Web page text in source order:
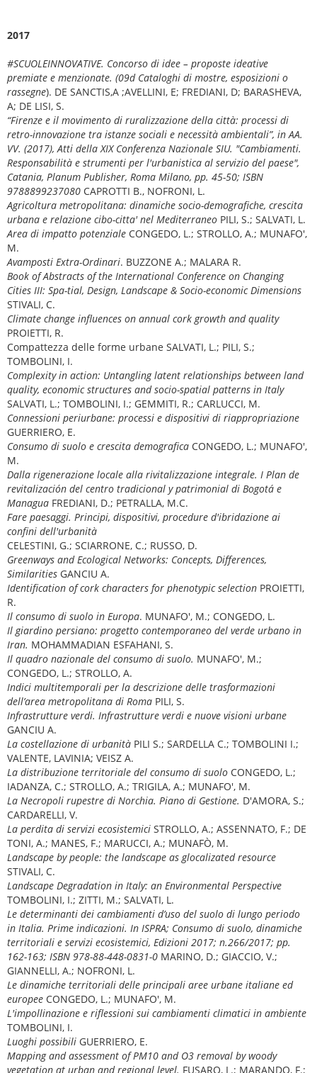
2017
#SCUOLEINNOVATIVE. Concorso di idee – proposte ideative
premiate e menzionate. (09d Cataloghi di mostre, esposizioni o
rassegne). DE SANCTIS,A ;AVELLINI, E; FREDIANI, D; BARASHEVA,
A; DE LISI, S.
“Firenze e il movimento di ruralizzazione della città: processi di
retro-innovazione tra istanze sociali e necessità ambientali”, in AA.
VV. (2017), Atti della XIX Conferenza Nazionale SIU. "Cambiamenti.
Responsabilità e strumenti per l'urbanistica al servizio del paese",
Catania, Planum Publisher, Roma Milano, pp. 45-50; ISBN
9788899237080 CAPROTTI B., NOFRONI, L.
Agricoltura metropolitana: dinamiche socio-demografiche, crescita
urbana e relazione cibo-citta' nel Mediterraneo PILI, S.; SALVATI, L.
Area di impatto potenziale CONGEDO, L.; STROLLO, A.; MUNAFO',
M.
Avamposti Extra-Ordinari. BUZZONE A.; MALARA R.
Book of Abstracts of the International Conference on Changing
Cities III: Spa-tial, Design, Landscape & Socio-economic Dimensions
STIVALI, C.
Climate change influences on annual cork growth and quality
PROIETTI, R.
Compattezza delle forme urbane SALVATI, L.; PILI, S.;
TOMBOLINI, I.
Complexity in action: Untangling latent relationships between land
quality, economic structures and socio-spatial patterns in Italy
SALVATI, L.; TOMBOLINI, I.; GEMMITI, R.; CARLUCCI, M.
Connessioni periurbane: processi e dispositivi di riappropriazione
GUERRIERO, E.
Consumo di suolo e crescita demografica CONGEDO, L.; MUNAFO',
M.
Dalla rigenerazione locale alla rivitalizzazione integrale. I Plan de
revitalización del centro tradicional y patrimonial di Bogotá e
Managua FREDIANI, D.; PETRALLA, M.C.
Fare paesaggi. Principi, dispositivi, procedure d'ibridazione ai
confini dell'urbanità
CELESTINI, G.; SCIARRONE, C.; RUSSO, D.
Greenways and Ecological Networks: Concepts, Differences,
Similarities GANCIU A.
Identification of cork characters for phenotypic selection PROIETTI,
R.
Il consumo di suolo in Europa. MUNAFO', M.; CONGEDO, L.
Il giardino persiano: progetto contemporaneo del verde urbano in
Iran. MOHAMMADIAN ESFAHANI, S.
Il quadro nazionale del consumo di suolo. MUNAFO', M.;
CONGEDO, L.; STROLLO, A.
Indici multitemporali per la descrizione delle trasformazioni
dell’area metropolitana di Roma PILI, S.
Infrastrutture verdi. Infrastrutture verdi e nuove visioni urbane
GANCIU A.
La costellazione di urbanità PILI S.; SARDELLA C.; TOMBOLINI I.;
VALENTE, LAVINIA; VEISZ A.
La distribuzione territoriale del consumo di suolo CONGEDO, L.;
IADANZA, C.; STROLLO, A.; TRIGILA, A.; MUNAFO', M.
La Necropoli rupestre di Norchia. Piano di Gestione. D'AMORA, S.;
CARDARELLI, V.
La perdita di servizi ecosistemici STROLLO, A.; ASSENNATO, F.; DE
TONI, A.; MANES, F.; MARUCCI, A.; MUNAFÒ, M.
Landscape by people: the landscape as glocalizated resource
STIVALI, C.
Landscape Degradation in Italy: an Environmental Perspective
TOMBOLINI, I.; ZITTI, M.; SALVATI, L.
Le determinanti dei cambiamenti d’uso del suolo di lungo periodo
in Italia. Prime indicazioni. In ISPRA; Consumo di suolo, dinamiche
territoriali e servizi ecosistemici, Edizioni 2017; n.266/2017; pp.
162-163; ISBN 978-88-448-0831-0 MARINO, D.; GIACCIO, V.;
GIANNELLI, A.; NOFRONI, L.
Le dinamiche territoriali delle principali aree urbane italiane ed
europee CONGEDO, L.; MUNAFO', M.
L'impollinazione e riflessioni sui cambiamenti climatici in ambiente
TOMBOLINI, I.
Luoghi possibili GUERRIERO, E.
Mapping and assessment of PM10 and O3 removal by woody
vegetation at urban and regional level. FUSARO, L.; MARANDO, F.;